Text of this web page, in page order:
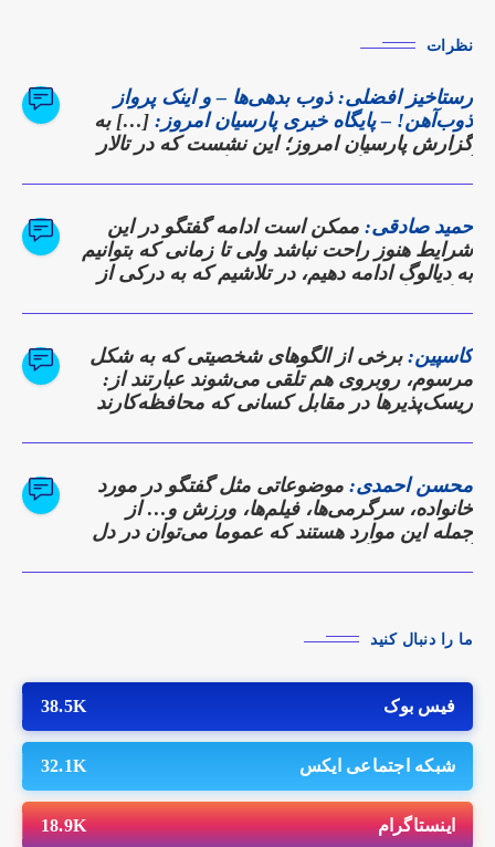
نظرات
رستاخیز افضلی: ذوب بدهی‌ها – و اینک پرواز
ذوب‌آهن! – پایگاه خبری پارسیان امروز: […] به
گزارش پارسیان امروز؛ این نشست که در تالار
دستاوردها بود، بلکه وعده‌ای برای بازگشت
ذوب‌آهن به روزهای اوج تولید و سودآوری به
شمار می‌رفت. […]
حمید صادقی: ممکن است ادامه گفتگو در این
شرایط هنوز راحت نباشد ولی تا زمانی که بتوانیم
به دیالوگ ادامه دهیم، در تلاشیم که به درکی از
کاسپین:برخی از الگوهای شخصیتی که به شکل
مرسوم، روبروی هم تلقی می‌شوند عبارتند از:
ریسک‌پذیرها در مقابل کسانی که محافظه‌کارند
محسن احمدی: موضوعاتی مثل گفتگو در مورد
خانواده، سرگرمی‌ها، فیلم‌ها، ورزش و… از
جمله این موارد هستند که عموما می‌توان در دل
ما را دنبال کنید
فیس بوک 38.5K
شبکه اجتماعی ایکس 32.1K
اینستاگرام 18.9K